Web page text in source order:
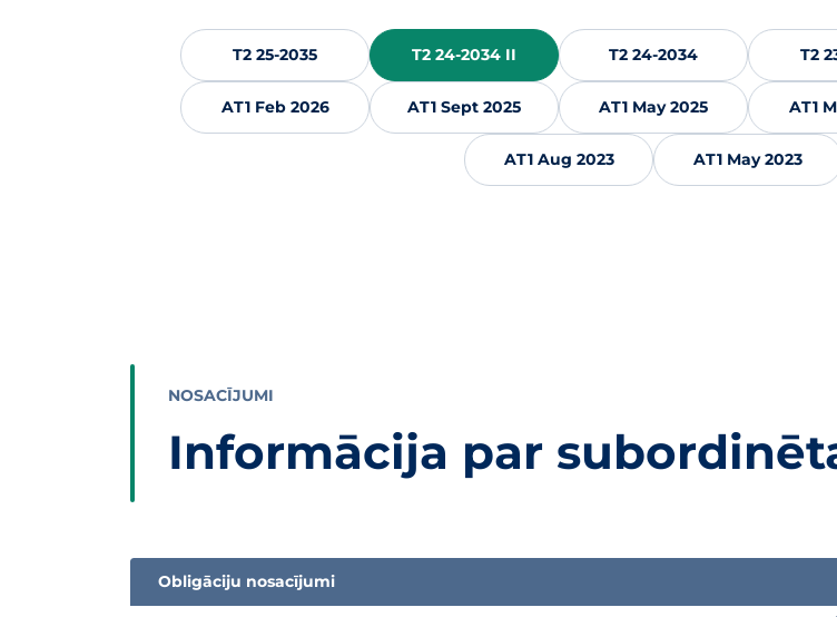
T2 25-2035 T2 24-2034 II T2 24-2034 T2
AT1 Feb 2026 AT1 Sept 2025 AT1 May 2025 AT1
AT1 Aug 2023 AT1 May 2023
NOSACĪJUMI
Informācija par
Obligāciju nosacījumi